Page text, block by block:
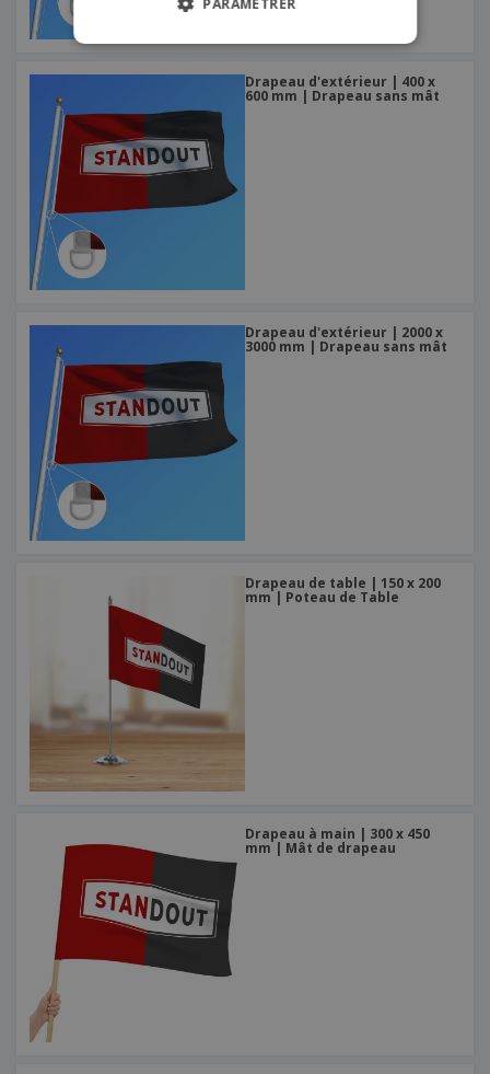
Drapeau d'extérieur | 400 x
600 mm | Drapeau sans mât
Drapeau d'extérieur | 2000 x
3000 mm | Drapeau sans mât
Drapeau de table | 150 x 200
mm | Poteau de Table
Drapeau à main | 300 x 450
mm | Mât de drapeau
PARAMÉTRER